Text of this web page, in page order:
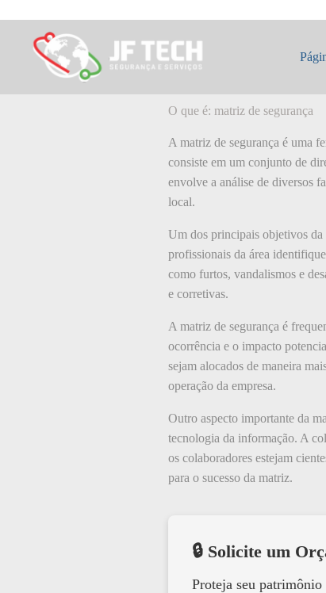
para
conteúdo
O que é:
O que é: matriz de segurança
A matriz de segurança é uma
consiste em um conjunto de
envolve a análise de diversos
local.
Um dos principais objetivos da
profissionais da área
como furtos, vandalismos e
e corretivas.
A matriz de segurança é
ocorrência e o impacto
sejam alocados de maneira
operação da empresa.
Outro aspecto importante da
tecnologia da informação. A
os colaboradores estejam
para o sucesso da matriz.
🔒 Solicite um
Proteja seu patrimônio